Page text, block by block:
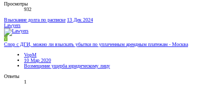
Просмотры
932
Взыскание долга по расписке 13 Дек 2024
Lawyers
V
Спор с ДГИ, можно ли взыскать убытки по уплаченным арендным платежам - Москва
VopM
10 Мар 2020
Возмещение ущерба юридическому лицу
Ответы
1